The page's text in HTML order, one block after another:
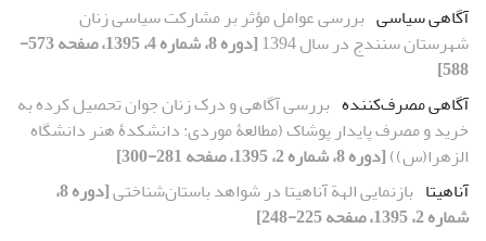
آگاهی سیاسی بررسی عوامل مؤثر بر مشارکت سیاسی زنان
شهرستان سنندج در سال 1394
[دوره 8، شماره 4، 1395، صفحه 573-
588]
آگاهی مصرف‌کننده بررسی آگاهی و درک زنان جوان تحصیل کرده به
خرید و مصرف پایدار پوشاک (مطالعۀ موردی: دانشکدۀ هنر دانشگاه
الزهرا(س))[دوره 8، شماره 2، 1395، صفحه 281-300]
آناهیتا بازنمایی الهة آناهیتا در شواهد باستان‌شناختی
[دوره 8،
شماره 2، 1395، صفحه 225-248]